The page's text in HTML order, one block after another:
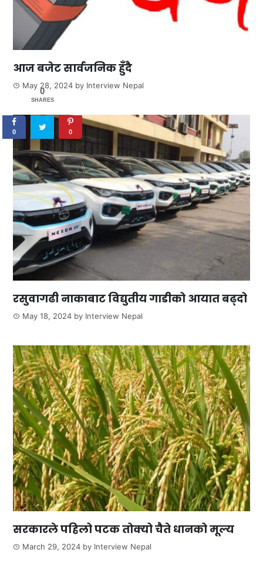
आज बजेट सार्वजनिक हुँदै
May 28, 2024 by Interview Nepal
रसुवागढी नाकाबाट विद्युतीय गाडीको आयात बढ्दो
May 18, 2024 by Interview Nepal
सरकारले पहिलो पटक तोक्यो चैते धानको मूल्य
March 29, 2024 by Interview Nepal
0
SHARES
0 0